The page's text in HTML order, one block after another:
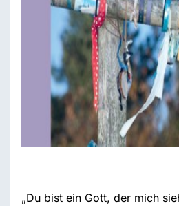
„Du bist ein Gott, der mich